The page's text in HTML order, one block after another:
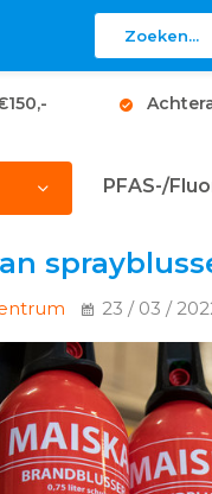
PFAS-/
23 / 03 /